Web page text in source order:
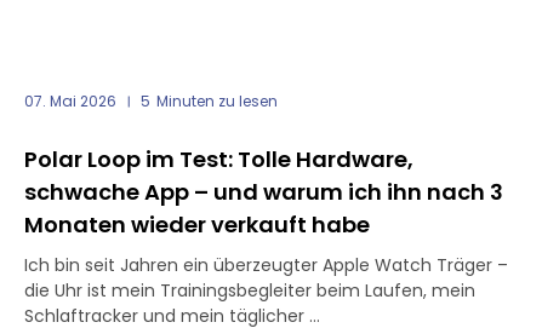
07. Mai 2026 5 Minuten zu lesen
Polar Loop im Test: Tolle Hardware,
schwache App – und warum ich ihn nach 3
Monaten wieder verkauft habe
Ich bin seit Jahren ein überzeugter Apple Watch Träger –
die Uhr ist mein Trainingsbegleiter beim Laufen, mein
Schlaftracker und mein täglicher ...